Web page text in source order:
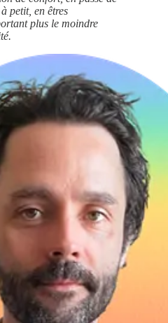
petit, en êtres
plus le moindre